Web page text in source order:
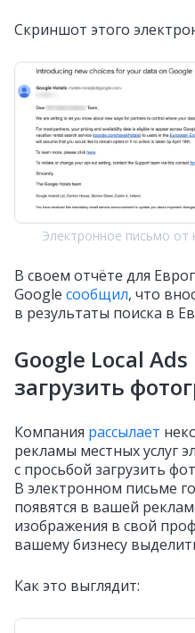
Скриншот этого
Электронное письмо от
В своем отчёте для
Google сообщил, что
в результаты поиска в
Google Local
загрузить
Компания рассылает
рекламы местных услуг
с просьбой загрузить
В электронном письме
появятся в вашей
изображения в свой
вашему бизнесу
Как это выглядит: